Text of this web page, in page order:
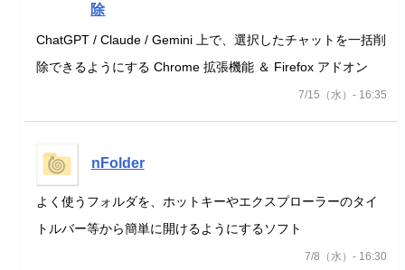
除
ChatGPT / Claude / Gemini 上で、選択したチャットを一括削
除できるようにする Chrome 拡張機能 ＆ Firefox アドオン
7/15（水）- 16:35
nFolder
よく使うフォルダを、ホットキーやエクスプローラーのタイ
トルバー等から簡単に開けるようにするソフト
7/8（水）- 16:30